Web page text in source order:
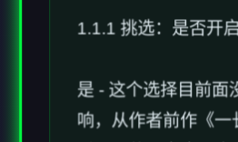
是 - 这个选择目前面
看，即使开启也不会
大概会对后期的一些